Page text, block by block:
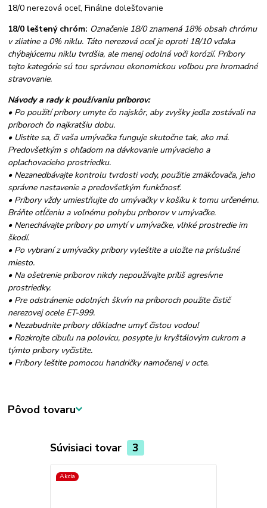
18/0 nerezová oceľ, Finálne dolešťovanie
18/0 leštený chróm: Označenie 18/0 znamená 18% obsah chrómu
v zliatine a 0% niklu. Táto nerezová oceľ je oproti 18/10 vďaka
chýbajúcemu niklu tvrdšia, ale menej odolná voči korózií. Príbory
tejto kategórie sú tou správnou ekonomickou voľbou pre hromadné
stravovanie.
Návody a rady k používaniu príborov:
• Po použití príbory umyte čo najskôr, aby zvyšky jedla zostávali na
príboroch čo najkratšiu dobu.
• Uistite sa, či vaša umývačka funguje skutočne tak, ako má.
Predovšetkým s ohľadom na dávkovanie umývacieho a
oplachovacieho prostriedku.
• Nezanedbávajte kontrolu tvrdosti vody, použitie zmäkčovača, jeho
správne nastavenie a predovšetkým funkčnosť.
• Príbory vždy umiestňujte do umývačky v košíku k tomu určenému.
Bráňte otĺčeniu a voľnému pohybu príborov v umývačke.
• Nenechávajte príbory po umytí v umývačke, vlhké prostredie im
škodí.
• Po vybraní z umývačky príbory vyleštite a uložte na príslušné
miesto.
• Na ošetrenie príborov nikdy nepoužívajte príliš agresívne
prostriedky.
• Pre odstránenie odolných škvŕn na príboroch použite čistič
nerezovej ocele ET-999.
• Nezabudnite príbory dôkladne umyť čistou vodou!
• Rozkrojte cibuľu na polovicu, posypte ju kryštálovým cukrom a
týmto príbory vyčistite.
• Príbory leštite pomocou handričky namočenej v octe.
Pôvod tovaru
Súvisiaci tovar 3
Akcia